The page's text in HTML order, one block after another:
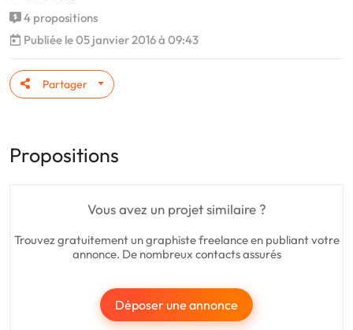
4 propositions
Publiée le 05 janvier 2016 à 09:43
Partager
Propositions
Vous avez un projet similaire ?
Trouvez gratuitement un graphiste freelance en publiant votre
annonce. De nombreux contacts assurés
Déposer une annonce